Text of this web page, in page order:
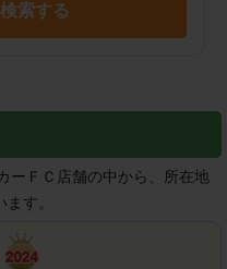
索する
ーＦＣ店舗の中から、所在地
す。